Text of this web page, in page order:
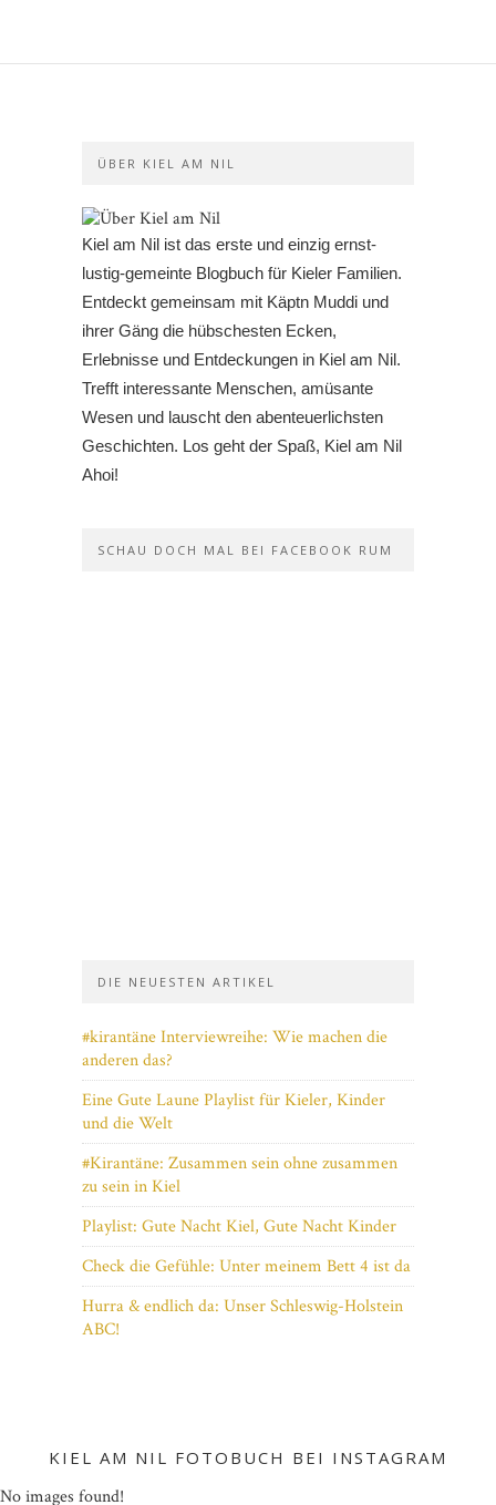
ÜBER KIEL AM NIL
Kiel am Nil ist das erste und einzig ernst-
lustig-gemeinte Blogbuch für Kieler Familien.
Entdeckt gemeinsam mit Käptn Muddi und
ihrer Gäng die hübschesten Ecken,
Erlebnisse und Entdeckungen in Kiel am Nil.
Trefft interessante Menschen, amüsante
Wesen und lauscht den abenteuerlichsten
Geschichten. Los geht der Spaß, Kiel am Nil
Ahoi!
SCHAU DOCH MAL BEI FACEBOOK RUM
DIE NEUESTEN ARTIKEL
#kirantäne Interviewreihe: Wie machen die
anderen das?
Eine Gute Laune Playlist für Kieler, Kinder
und die Welt
#Kirantäne: Zusammen sein ohne zusammen
zu sein in Kiel
Playlist: Gute Nacht Kiel, Gute Nacht Kinder
Check die Gefühle: Unter meinem Bett 4 ist da
Hurra & endlich da: Unser Schleswig-Holstein
ABC!
KIEL AM NIL FOTOBUCH BEI INSTAGRAM
No images found!